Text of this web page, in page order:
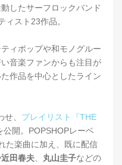
したサーフロックバンド
ィスト23作品。
ィポップや和モノグルー
音楽ファンからも注目が
作品を中心としたライン
、 プレイリスト『THE
公開。POPSHOPレーベ
た楽曲に加え、既に配信
近田春夫、 丸山圭子などの